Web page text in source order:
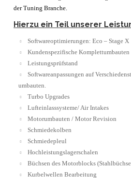
der Tuning Branche.
Hierzu ein Teil unserer
Softwareoptimierungen: Eco – Stage X
Kundenspezifische Komplettumbauten
Leistungsprüfstand
Softwareanpassungen auf
umbauten.
Turbo Upgrades
Lufteinlasssysteme/ Air Intakes
Motorumbauten / Motor Revision
Schmiedekolben
Schmiedepleul
Hochleistungslagerschalen
Büchsen des Motorblocks
Kurbelwellen Bearbeitung